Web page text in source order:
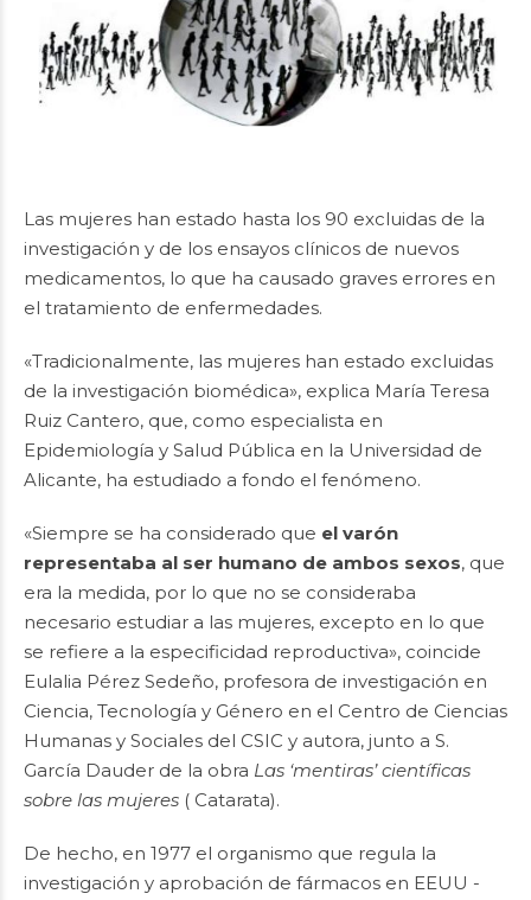
Las mujeres han estado hasta los 90 excluidas de la
investigación y de los ensayos clínicos de nuevos
medicamentos, lo que ha causado graves errores en
el tratamiento de enfermedades.
«Tradicionalmente, las mujeres han estado excluidas
de la investigación biomédica», explica María Teresa
Ruiz Cantero, que, como especialista en
Epidemiología y Salud Pública en la Universidad de
Alicante, ha estudiado a fondo el fenómeno.
«Siempre se ha considerado que el varón
representaba al ser humano de ambos sexos, que
era la medida, por lo que no se consideraba
necesario estudiar a las mujeres, excepto en lo que
se refiere a la especificidad reproductiva», coincide
Eulalia Pérez Sedeño, profesora de investigación en
Ciencia, Tecnología y Género en el Centro de Ciencias
Humanas y Sociales del CSIC y autora, junto a S.
García Dauder de la obra Las ‘mentiras’ científicas
sobre las mujeres ( Catarata).
De hecho, en 1977 el organismo que regula la
investigación y aprobación de fármacos en EEUU -